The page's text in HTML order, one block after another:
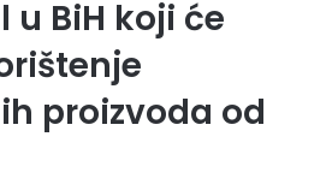
u BiH koji će
proizvoda od